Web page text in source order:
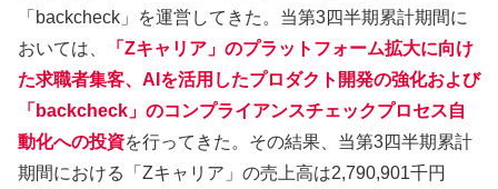
「backcheck」を運営してきた。当第3四半期累計期間に
おいては、
「Zキャリア」のプラットフォーム拡大に向け
た求職者集客、AIを活用したプロダクト開発の強化および
「backcheck」のコンプライアンスチェックプロセス自
動化への投資を行ってきた。その結果、当第3四半期累計
期間における「Zキャリア」の売上高は2,790,901千円